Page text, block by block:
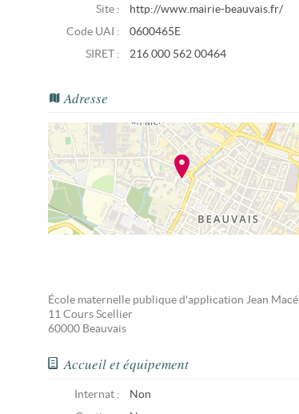
Site :
http://www.mairie-beauvais.fr/
Code UAI :
0600465E
SIRET :
216 000 562 00464
Adresse
École maternelle publique d'application Jean Macé
11 Cours Scellier
60000 Beauvais
Accueil et équipement
Internat :
Non